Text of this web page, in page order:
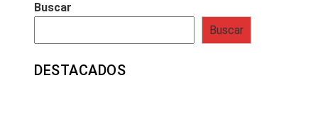
Buscar
Buscar
DESTACADOS